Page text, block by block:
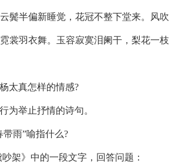
鬓半偏新睡觉，花冠不整下堂来。风吹
裳羽衣舞。玉容寂寞泪阑干，梨花一枝
真怎样的情感?
举止抒情的诗句。
雨”喻指什么?
》中的一段文字，回答问题：